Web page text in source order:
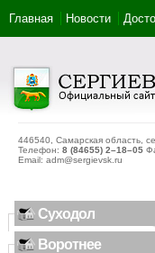
446540, Самарская область,
Телефон: 8 (84655) 2–18–05
Email: adm@sergievsk.ru
Главная Новости
Суходол
Воротнее